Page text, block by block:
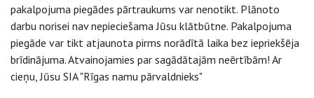
pakalpojuma piegādes pārtraukums var nenotikt. Plānoto
darbu norisei nav nepieciešama Jūsu klātbūtne. Pakalpojuma
piegāde var tikt atjaunota pirms norādītā laika bez iepriekšēja
brīdinājuma. Atvainojamies par sagādātajām neērtībām! Ar
cieņu, Jūsu SIA "Rīgas namu pārvaldnieks"